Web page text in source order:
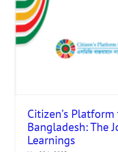
Citizen’s Platform
Bangladesh: The
Learnings